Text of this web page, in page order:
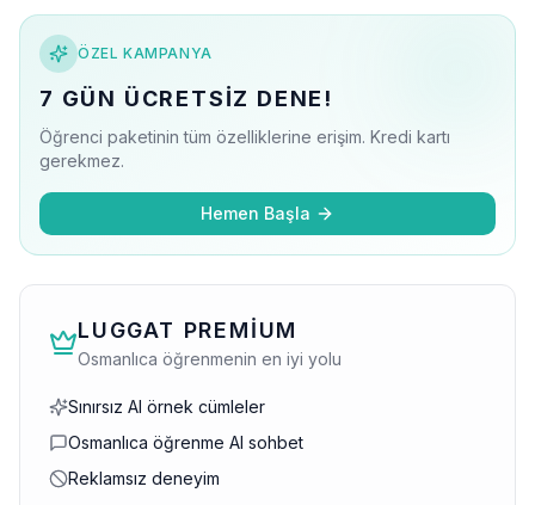
ÖZEL KAMPANYA
7 GÜN ÜCRETSIZ DENE!
Öğrenci paketinin tüm özelliklerine erişim. Kredi kartı
gerekmez.
Hemen Başla
LUGGAT PREMIUM
Osmanlıca öğrenmenin en iyi yolu
Sınırsız AI örnek cümleler
Osmanlıca öğrenme AI sohbet
Reklamsız deneyim